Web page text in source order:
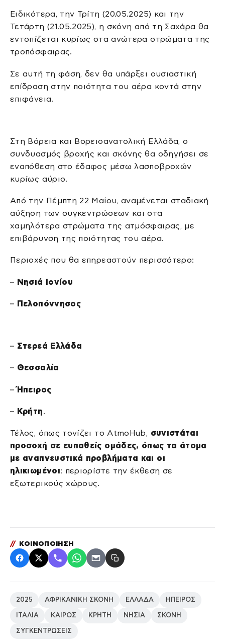
Ειδικότερα, την Τρίτη (20.05.2025) και την
Τετάρτη (21.05.2025), η σκόνη από τη Σαχάρα θα
εντοπίζεται κυρίως στα ανώτερα στρώματα της
τροπόσφαιρας.
Σε αυτή τη φάση, δεν θα υπάρξει ουσιαστική
επίδραση στην ποιότητα του αέρα κοντά στην
επιφάνεια.
Στη Βόρεια και Βορειοανατολική Ελλάδα, ο
συνδυασμός βροχής και σκόνης θα οδηγήσει σε
εναπόθεση στο έδαφος μέσω λασποβροχών
κυρίως αύριο.
Από την Πέμπτη 22 Μαΐου, αναμένεται σταδιακή
αύξηση των συγκεντρώσεων και στα
χαμηλότερα στρώματα της ατμόσφαιρας, με
επιβάρυνση της ποιότητας του αέρα.
Περιοχές που θα επηρεαστούν περισσότερο:
– Νησιά Ιονίου
– Πελοπόννησος
– Στερεά Ελλάδα
– Θεσσαλία
–Ήπειρος
– Κρήτη.
Τέλος, όπως τονίζει το AtmoHub, συνιστάται
προσοχή σε ευπαθείς ομάδες, όπως τα άτομα
με αναπνευστικά προβλήματα και οι
ηλικιωμένοι: περιορίστε την έκθεση σε
εξωτερικούς χώρους.
// ΚΟΙΝΟΠΟΙΗΣΗ
2025 ΑΦΡΙΚΑΝΙΚΗ ΣΚΟΝΗ ΕΛΛΑΔΑ ΗΠΕΙΡΟΣ
ΙΤΑΛΙΑ ΚΑΙΡΟΣ ΚΡΗΤΗ ΝΗΣΙΑ ΣΚΟΝΗ
ΣΥΓΚΕΝΤΡΩΣΕΙΣ